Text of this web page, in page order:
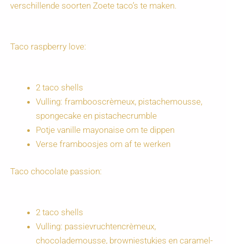
verschillende soorten Zoete taco’s te maken.
Taco raspberry love:
2 taco shells
Vulling: frambooscrèmeux, pistachemousse,
spongecake en pistachecrumble
Potje vanille mayonaise om te dippen
Verse framboosjes om af te werken
Taco chocolate passion:
2 taco shells
Vulling: passievruchtencrèmeux,
chocolademousse, browniestukjes en caramel-